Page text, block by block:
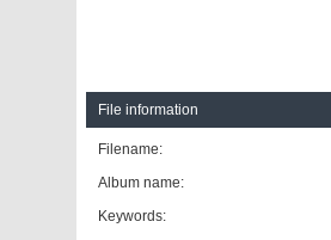
File information
Filename:
Album name:
Keywords: